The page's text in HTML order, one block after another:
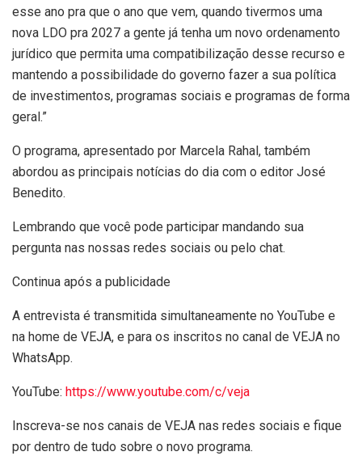
esse ano pra que o ano que vem, quando tivermos uma
nova LDO pra 2027 a gente já tenha um novo ordenamento
jurídico que permita uma compatibilização desse recurso e
mantendo a possibilidade do governo fazer a sua política
de investimentos, programas sociais e programas de forma
geral.”
O programa, apresentado por Marcela Rahal, também
abordou as principais notícias do dia com o editor José
Benedito.
Lembrando que você pode participar mandando sua
pergunta nas nossas redes sociais ou pelo chat.
Continua após a publicidade
A entrevista é transmitida simultaneamente no YouTube e
na home de VEJA, e para os inscritos no canal de VEJA no
WhatsApp.
YouTube: https://www.youtube.com/c/veja
Inscreva-se nos canais de VEJA nas redes sociais e fique
por dentro de tudo sobre o novo programa.